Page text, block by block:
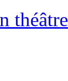
théâtre